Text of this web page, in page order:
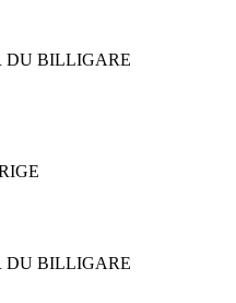
BILLIGARE
BILLIGARE